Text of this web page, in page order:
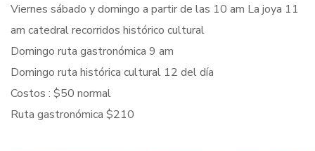
Viernes sábado y domingo a partir de las 10 am La joya 11
am catedral recorridos histórico cultural
Domingo ruta gastronómica 9 am
Domingo ruta histórica cultural 12 del día
Costos : $50 normal
Ruta gastronómica $210